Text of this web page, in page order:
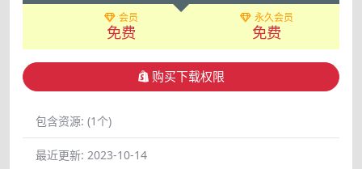
会员
免费
永久会员
免费
购买下载权限
包含资源: (1个)
最近更新: 2023-10-14